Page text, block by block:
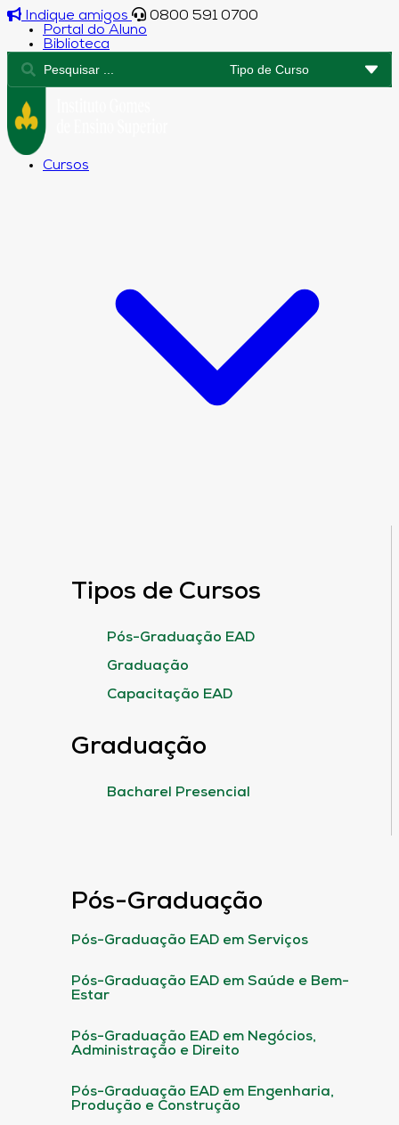
Indique amigos
0800 591 0700
Portal do Aluno
Biblioteca
Cursos
Tipos de Cursos
Pós-Graduação EAD
Graduação
Capacitação EAD
Graduação
Bacharel Presencial
Pós-Graduação
Pós-Graduação EAD em Serviços
Pós-Graduação EAD em Saúde e Bem-
Estar
Pós-Graduação EAD em Negócios,
Administração e Direito
Pós-Graduação EAD em Engenharia,
Produção e Construção